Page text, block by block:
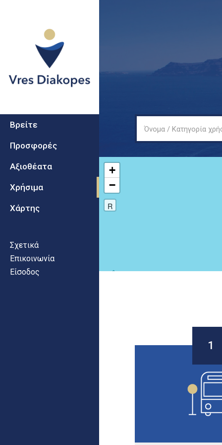
Vres
Diakopes
Secondary
Βρείτε
Προσφορές
Αξιοθέατα
Χρήσιμα
Χάρτης
Σχετικά
Επικοινωνία
Είσοδος
Όνομα / Κατηγορία
+
−
R
1